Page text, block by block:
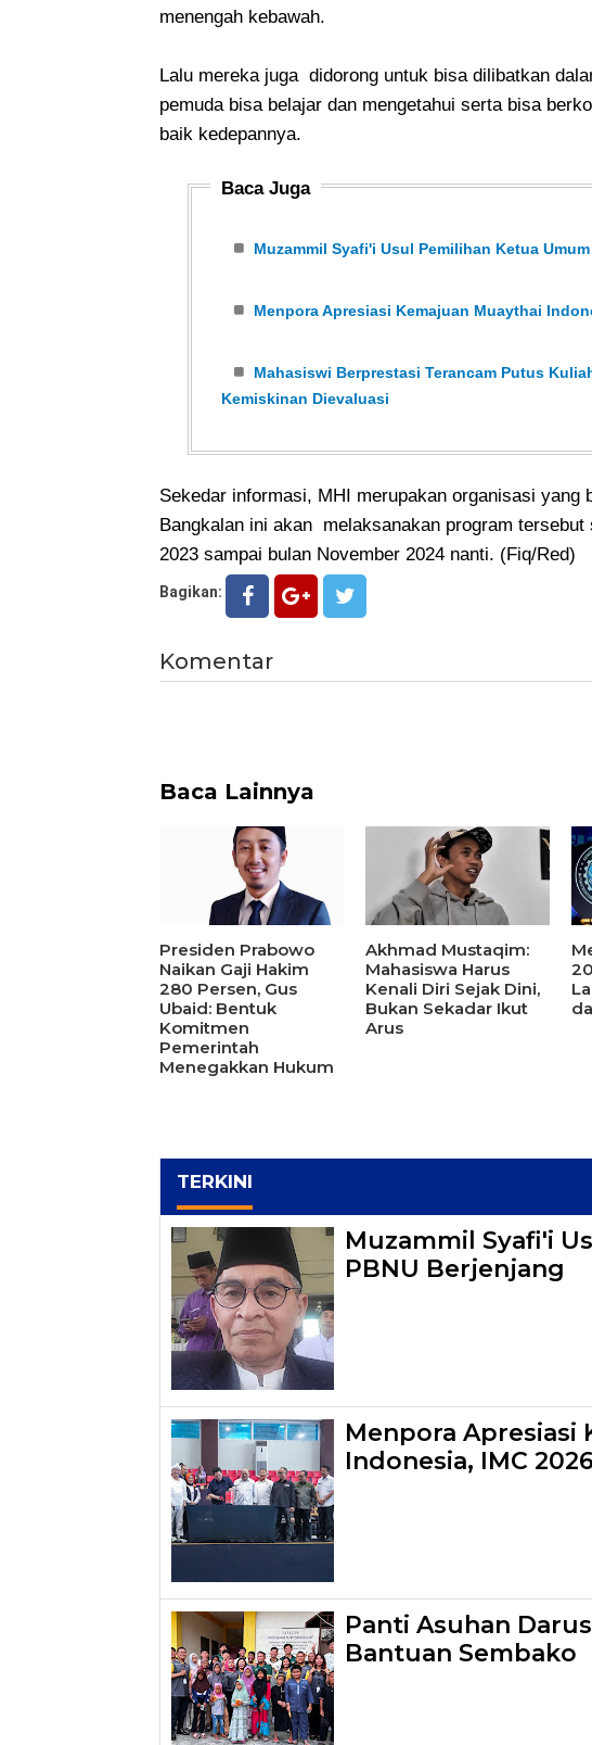
menengah kebawah.
Lalu mereka juga didorong untuk bisa dilibatkan
pemuda bisa belajar dan mengetahui serta bisa
baik kedepannya.
Baca Juga
Muzammil Syafi'i Usul Pemilihan Ketua
Menpora Apresiasi Kemajuan Muaythai
Mahasiswi Berprestasi Terancam Putus
Kemiskinan Dievaluasi
Sekedar informasi, MHI merupakan organisasi yang
Bangkalan ini akan melaksanakan program
2023 sampai bulan November 2024 nanti. (Fiq/Red)
Bagikan:
Komentar
Baca Lainnya
Presiden Prabowo
Naikan Gaji Hakim
280 Persen, Gus
Ubaid: Bentuk
Komitmen
Pemerintah
Menegakkan Hukum
Akhmad Mustaqim:
Mahasiswa Harus
Kenali Diri Sejak Dini,
Bukan Sekadar Ikut
Arus
TERKINI
Muzammil Syafi'i
PBNU Berjenjang
Menpora Apresiasi
Indonesia, IMC
Panti Asuhan
Bantuan Sembako